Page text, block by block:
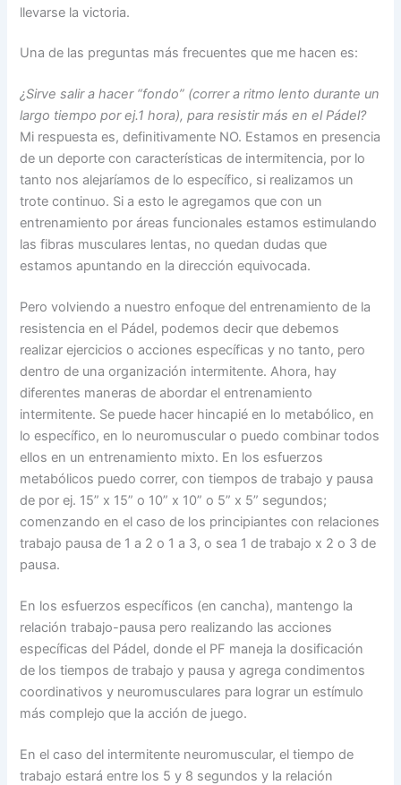
llevarse la victoria.
Una de las preguntas más frecuentes que me hacen es:
¿Sirve salir a hacer “fondo” (correr a ritmo lento durante un
largo tiempo por ej.1 hora), para resistir más en el Pádel?
Mi respuesta es, definitivamente NO. Estamos en presencia
de un deporte con características de intermitencia, por lo
tanto nos alejaríamos de lo específico, si realizamos un
trote continuo. Si a esto le agregamos que con un
entrenamiento por áreas funcionales estamos estimulando
las fibras musculares lentas, no quedan dudas que
estamos apuntando en la dirección equivocada.
Pero volviendo a nuestro enfoque del entrenamiento de la
resistencia en el Pádel, podemos decir que debemos
realizar ejercicios o acciones específicas y no tanto, pero
dentro de una organización intermitente. Ahora, hay
diferentes maneras de abordar el entrenamiento
intermitente. Se puede hacer hincapié en lo metabólico, en
lo específico, en lo neuromuscular o puedo combinar todos
ellos en un entrenamiento mixto. En los esfuerzos
metabólicos puedo correr, con tiempos de trabajo y pausa
de por ej. 15” x 15” o 10” x 10” o 5” x 5” segundos;
comenzando en el caso de los principiantes con relaciones
trabajo pausa de 1 a 2 o 1 a 3, o sea 1 de trabajo x 2 o 3 de
pausa.
En los esfuerzos específicos (en cancha), mantengo la
relación trabajo-pausa pero realizando las acciones
específicas del Pádel, donde el PF maneja la dosificación
de los tiempos de trabajo y pausa y agrega condimentos
coordinativos y neuromusculares para lograr un estímulo
más complejo que la acción de juego.
En el caso del intermitente neuromuscular, el tiempo de
trabajo estará entre los 5 y 8 segundos y la relación